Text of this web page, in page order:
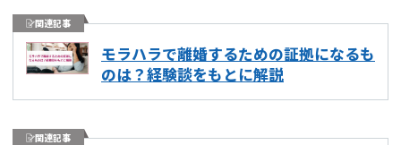
関連記事
モラハラで離婚するための証拠になるも
のは？経験談をもとに解説
関連記事